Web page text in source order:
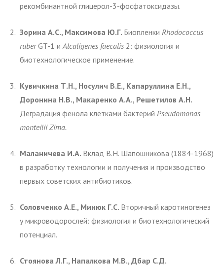
рекомбинантной глицерол-3-фосфатоксидазы.
Зорина А.С., Максимова Ю.Г. Биопленки Rhodococcus
ruberGT-1 и Alcaligenes faecalis 2: физиология и
биотехнологическое применение.
Кувичкина Т.Н., Носулич В.Е., Капаруллина Е.Н.,
Доронина Н.В., Макаренко А.А., Решетилов А.Н.
Деградация фенола клетками бактерий Pseudomonas
monteilii Zima.
Маланичева И.А. Вклад В.Н. Шапошникова (1884-1968)
в разработку технологии и получения и производство
первых советских антибиотиков.
Соловченко А.Е., Минюк Г.С. Вторичный каротиногенез
у микроводорослей: физиология и биотехнологический
потенциал.
Стоянова Л.Г., Напалкова М.В., Дбар С.Д.